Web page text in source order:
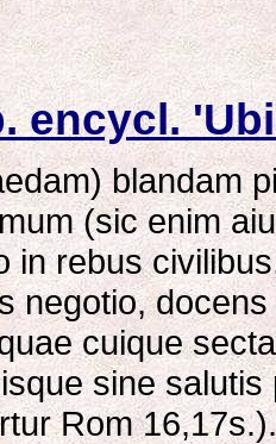
encycl.
blandam
(sic enim
in rebus
negotio,
cuique
sine
Rom 16,17s.).